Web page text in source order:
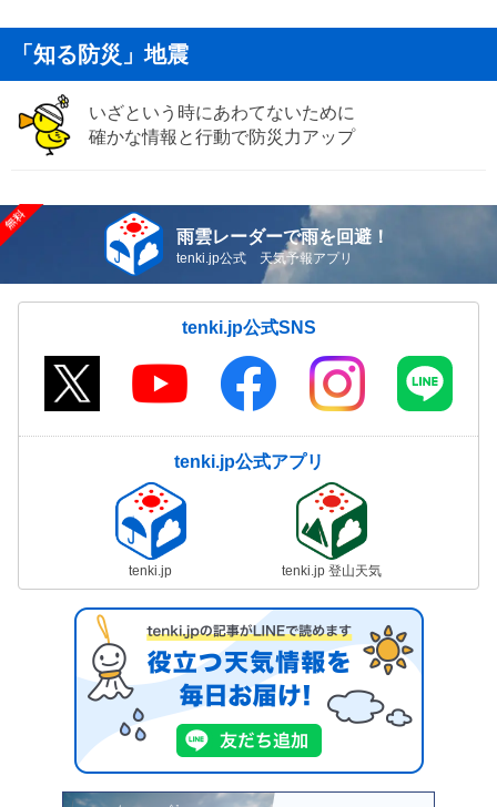
「知る防災」地震
いざという時にあわてないために
確かな情報と行動で防災力アップ
雨雲レーダーで雨を回避！
tenki.jp公式 天気予報アプリ
tenki.jp公式SNS
tenki.jp公式アプリ
tenki.jp tenki.jp 登山天気